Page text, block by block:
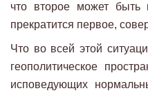
что второе может быть
прекратится первое,
Что во всей этой
геополитическое
исповедующих